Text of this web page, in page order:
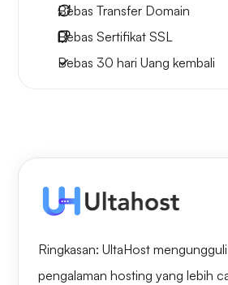
Bebas Transfer Domain
Bebas Sertifikat SSL
Bebas 30 hari Uang kembali
Ringkasan: UltaHost
pengalaman hosting yang lebih